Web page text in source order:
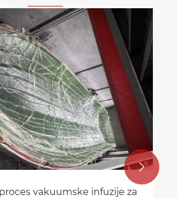
vakuumske infuzije za
